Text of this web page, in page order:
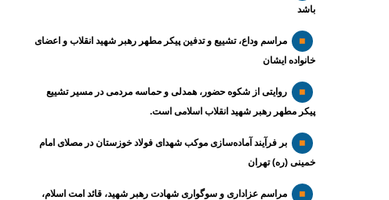
باشد
مراسم وداع، تشییع و تدفین پیکر مطهر رهبر شهید انقلاب و اعضای
خانواده ایشان
روایتی از شکوه حضور، همدلی و حماسه مردمی در مسیر تشییع
پیکر مطهر رهبر شهید انقلاب اسلامی است.
بر فرآیند آماده‌سازی موکب شهدای فولاد خوزستان در مصلای امام
خمینی (ره) تهران
مراسم عزاداری و سوگواری شهادت رهبر شهید، قائد امت اسلام،